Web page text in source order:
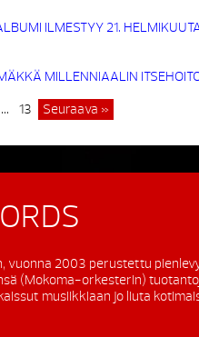
ILMESTYY 21.
MILLENNIAALIN
… 13 Seuraava »
vuonna 2003 perustettu
(Mokoma-orkesterin)
musiikkiaan jo liuta